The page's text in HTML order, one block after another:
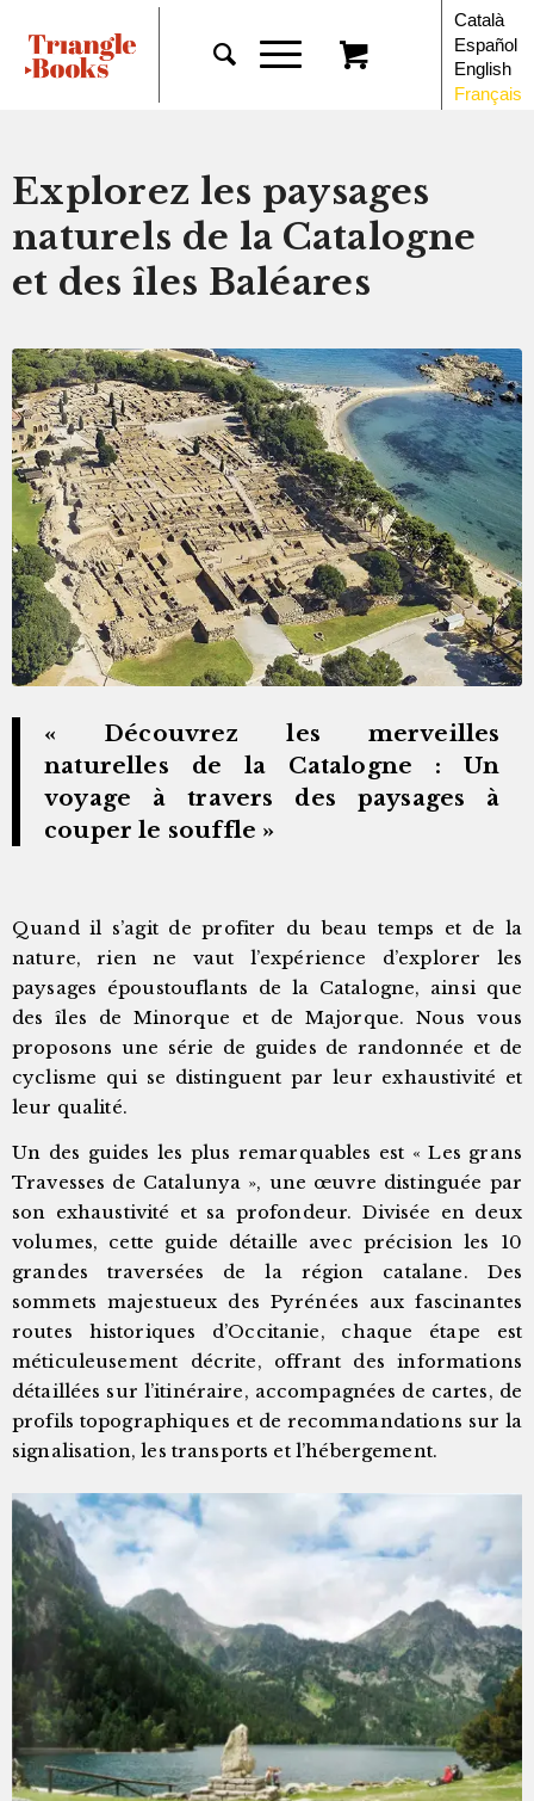
Català
Español
English
Français
Explorez les paysages
naturels de la Catalogne
et des îles Baléares
« Découvrez les merveilles
naturelles de la Catalogne : Un
voyage à travers des paysages à
couper le souffle »
Quand il s’agit de profiter du beau temps et de la
nature, rien ne vaut l’expérience d’explorer les
paysages époustouflants de la Catalogne, ainsi que
des îles de Minorque et de Majorque. Nous vous
proposons une série de guides de randonnée et de
cyclisme qui se distinguent par leur exhaustivité et
leur qualité.
Un des guides les plus remarquables est « Les grans
Travesses de Catalunya », une œuvre distinguée par
son exhaustivité et sa profondeur. Divisée en deux
volumes, cette guide détaille avec précision les 10
grandes traversées de la région catalane. Des
sommets majestueux des Pyrénées aux fascinantes
routes historiques d’Occitanie, chaque étape est
méticuleusement décrite, offrant des informations
détaillées sur l’itinéraire, accompagnées de cartes, de
profils topographiques et de recommandations sur la
signalisation, les transports et l’hébergement.